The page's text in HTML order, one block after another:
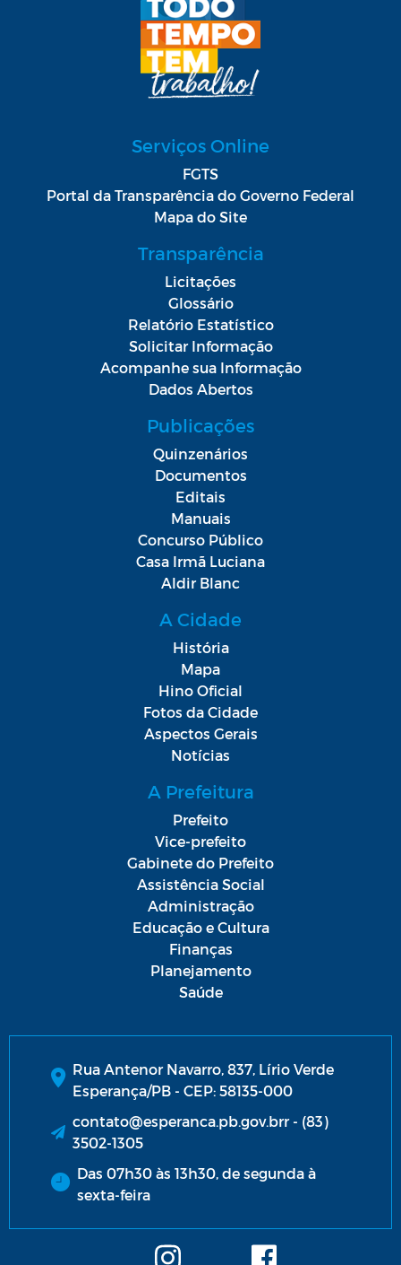
Serviços Online
FGTS
Portal da Transparência do Governo Federal
Mapa do Site
Transparência
Licitações
Glossário
Relatório Estatístico
Solicitar Informação
Acompanhe sua Informação
Dados Abertos
Publicações
Quinzenários
Documentos
Editais
Manuais
Concurso Público
Casa Irmã Luciana
Aldir Blanc
A Cidade
História
Mapa
Hino Oficial
Fotos da Cidade
Aspectos Gerais
Notícias
A Prefeitura
Prefeito
Vice-prefeito
Gabinete do Prefeito
Assistência Social
Administração
Educação e Cultura
Finanças
Planejamento
Saúde
Rua Antenor Navarro, 837, Lírio Verde
Esperança/PB - CEP: 58135-000
contato@esperanca.pb.gov.brr - (83)
3502-1305
Das 07h30 às 13h30, de segunda à
sexta-feira